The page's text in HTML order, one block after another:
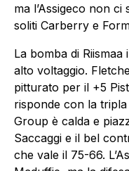
ma l’Assigeco non
soliti Carberry e
La bomba di
alto voltaggio.
pitturato per il +5
risponde con la tripla
Group è calda e
Saccaggi e il bel
che vale il 75-66.